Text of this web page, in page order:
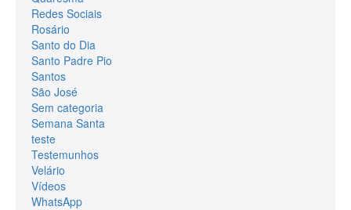
Redes Sociais
Rosário
Santo do Dia
Santo Padre Pio
Santos
São José
Sem categoria
Semana Santa
teste
Testemunhos
Velário
Vídeos
WhatsApp